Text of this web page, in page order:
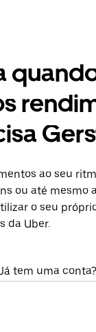
ao seu
ou até mesmo
o seu
da Uber.
tem uma